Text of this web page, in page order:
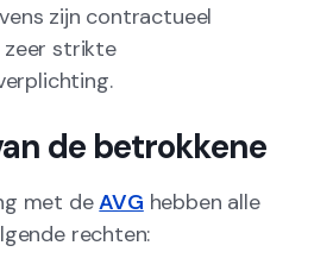
zijn contractueel
zeer strikte
de betrokkene
met deAVG hebben alle
rechten: